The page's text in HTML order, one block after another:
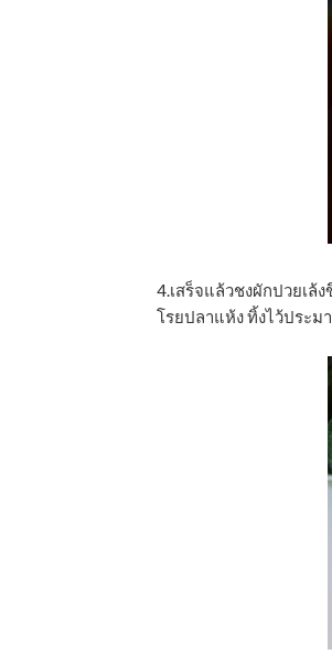
4.เสร็จแล้วชงผักปวยเล้
โรยปลาแห้ง ทิ้งไว้ประม